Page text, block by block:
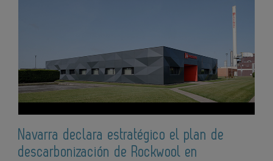
Navarra declara estratégico el plan de
descarbonización de Rockwool en